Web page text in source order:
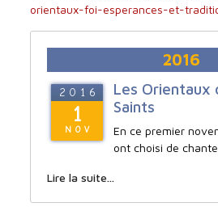
orientaux-foi-esperances-et-
2016
2016
1
NOV
Les Orientaux
Saints
En ce premier
ont choisi de
Lire la suite...